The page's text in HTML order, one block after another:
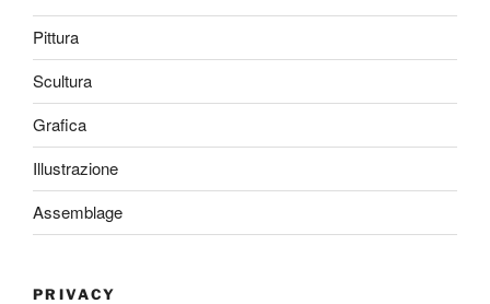
Pittura
Scultura
Grafica
Illustrazione
Assemblage
PRIVACY